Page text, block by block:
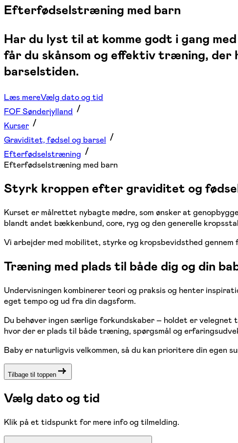
Efterfødselstræning med barn
Har du lyst til at komme godt i gang
får du skånsom og effektiv træning, der
barselstiden.
Læs mereVælg dato og tid
FOF Sønderjylland
Kurser
Graviditet, fødsel og barsel
Efterfødselstræning
Efterfødselstræning med barn
Styrk kroppen efter graviditet og
Kurset er målrettet nybagte mødre, som ønsker at
blandt andet bækkenbund, core, ryg og den generelle
Vi arbejder med mobilitet, styrke og kropsbevidsthed
Træning med plads til både dig og din
Undervisningen kombinerer teori og praksis og henter
eget tempo og ud fra din dagsform.
Du behøver ingen særlige forkundskaber – holdet er
hvor der er plads til både træning, spørgsmål og
Baby er naturligvis velkommen, så du kan prioritere din egen
Tilbage til toppen
Vælg dato og tid
Klik på et tidspunkt for mere info og tilmelding.